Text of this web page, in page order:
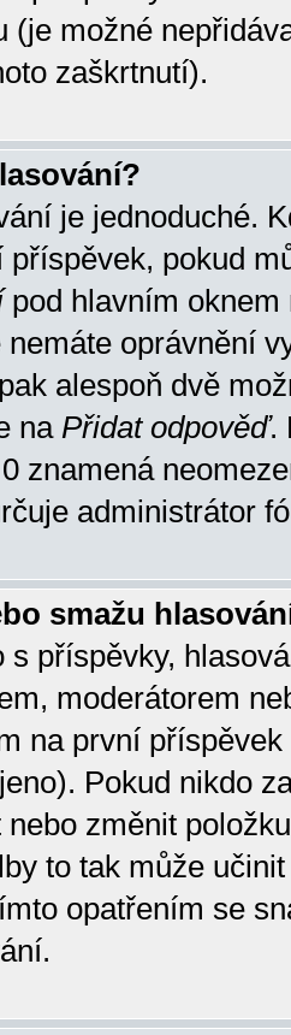
(je možné
zaškrtnutí).
je jednoduché.
příspěvek, pokud
pod hlavním oknem
oprávnění
alespoň dvě
na Přidat odpověď.
znamená
administrátor
smažu
s příspěvky,
moderátorem
na první
Pokud nikdo
změnit
to tak může
opatřením se